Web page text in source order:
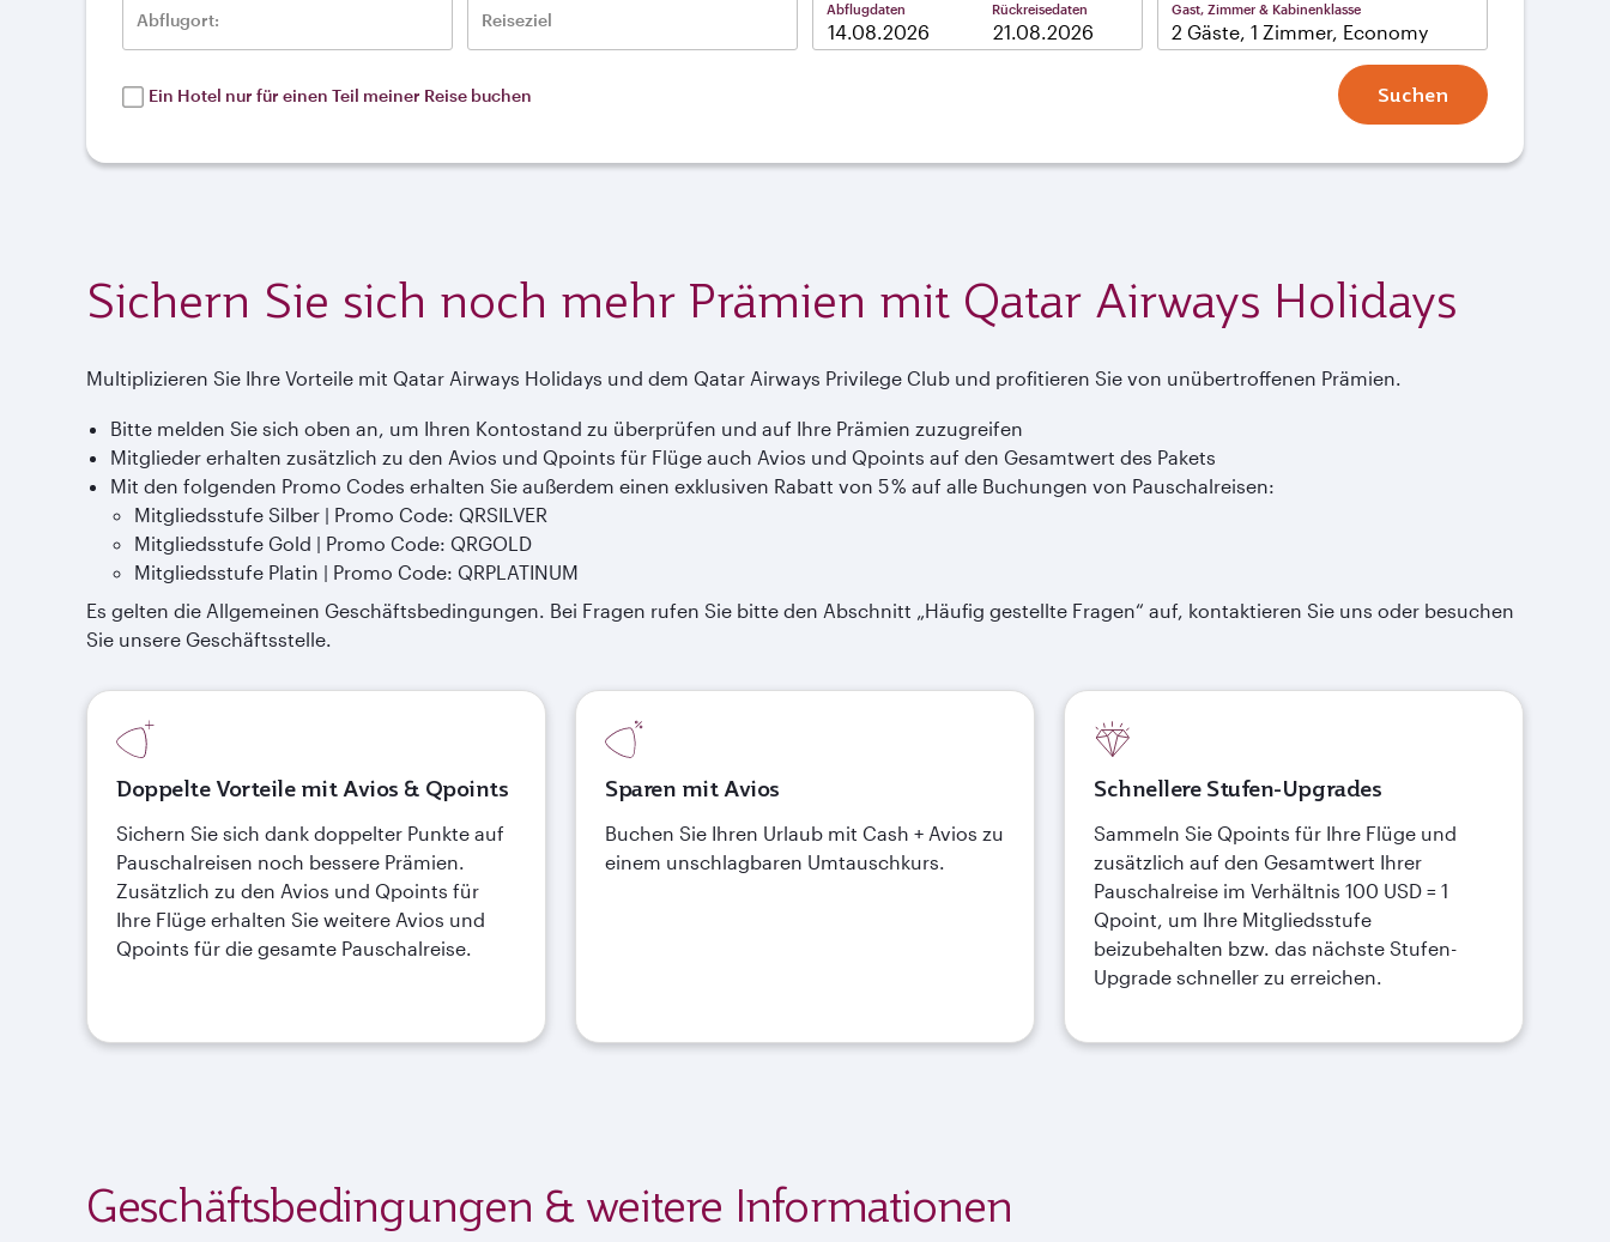
Abflugort: Reiseziel
Abflugdaten Rückreisedaten Gast, Zimmer & Kabinenklasse
2 Gäste, 1 Zimmer, Economy
Ein Hotel nur für einen Teil meiner Reise buchen Suchen
Sichern Sie sich noch mehr Prämien mit Qatar Airways Holidays
Multiplizieren Sie Ihre Vorteile mit Qatar Airways Holidays und dem Qatar Airways Privilege Club und profitieren Sie von unübertroffenen Prämien.
Bitte melden Sie sich oben an, um Ihren Kontostand zu überprüfen und auf Ihre Prämien zuzugreifen
Mitglieder erhalten zusätzlich zu den Avios und Qpoints für Flüge auch Avios und Qpoints auf den Gesamtwert des Pakets
Mit den folgenden Promo Codes erhalten Sie außerdem einen exklusiven Rabatt von 5 % auf alle Buchungen von Pauschalreisen:
Mitgliedsstufe Silber | Promo Code: QRSILVER
Mitgliedsstufe Gold | Promo Code: QRGOLD
Mitgliedsstufe Platin | Promo Code: QRPLATINUM
Es gelten die Allgemeinen Geschäftsbedingungen. Bei Fragen rufen Sie bitte den Abschnitt „Häufig gestellte Fragen“ auf, kontaktieren Sie uns oder besuchen
Sie unsere Geschäftsstelle.
Doppelte Vorteile mit Avios & Qpoints
Sichern Sie sich dank doppelter Punkte auf
Pauschalreisen noch bessere Prämien.
Zusätzlich zu den Avios und Qpoints für
Ihre Flüge erhalten Sie weitere Avios und
Qpoints für die gesamte Pauschalreise.
Sparen mit Avios
Buchen Sie Ihren Urlaub mit Cash + Avios zu
einem unschlagbaren Umtauschkurs.
Schnellere Stufen-Upgrades
Sammeln Sie Qpoints für Ihre Flüge und
zusätzlich auf den Gesamtwert Ihrer
Pauschalreise im Verhältnis 100 USD = 1
Qpoint, um Ihre Mitgliedsstufe
beizubehalten bzw. das nächste Stufen-
Upgrade schneller zu erreichen.
Geschäftsbedingungen & weitere Informationen